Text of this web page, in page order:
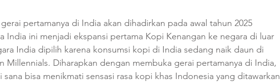
pertamanya di India akan dihadirkan pada awal tahun 2025
India ini menjadi ekspansi pertama Kopi Kenangan ke negara di luar
India dipilih karena konsumsi kopi di India sedang naik daun di
Millennials. Diharapkan dengan membuka gerai pertamanya di India,
sana bisa menikmati sensasi rasa kopi khas Indonesia yang ditawarkan